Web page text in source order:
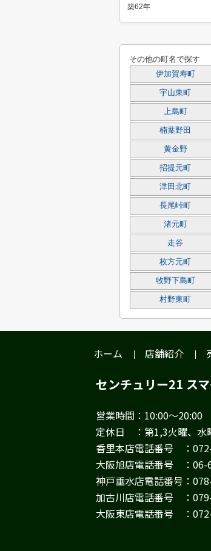
築62年
その他の町名で探す
伊加賀寿町
宇山東町
上島町
楠葉野田
黄金野
招提元町
津田北町
長尾峠町
渚元町
走谷
枚方元町
牧野下島町
村野東町
ホーム 店舗紹介
センチュリー21 ス
営業時間：10:00～20:00
定休日 ：第1,3火曜、水
香里本店電話番号 ：
大阪旭店電話番号 ：06-
神戸垂水店電話番号：
加古川店電話番号 ：
大阪東店電話番号 ：